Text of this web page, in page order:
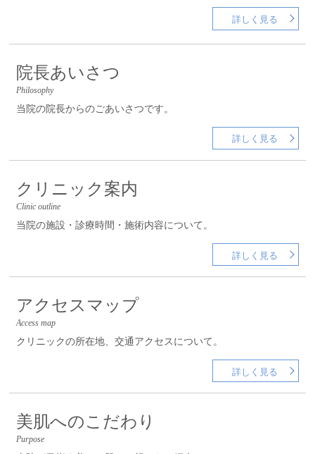
詳しく見る
院長あいさつ
Philosophy
当院の院長からのごあいさつです。
詳しく見る
クリニック案内
Clinic outline
当院の施設・診療時間・施術内容について。
詳しく見る
アクセスマップ
Access map
クリニックの所在地、交通アクセスについて。
詳しく見る
美肌へのこだわり
Purpose